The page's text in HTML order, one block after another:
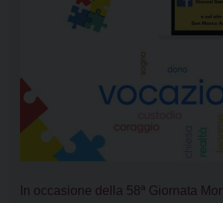
In occasione della 58ª Giornata